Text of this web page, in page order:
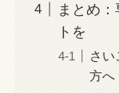
まとめ
トを
さ
方へ